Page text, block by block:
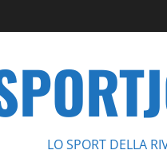
LO SPORT DELLA